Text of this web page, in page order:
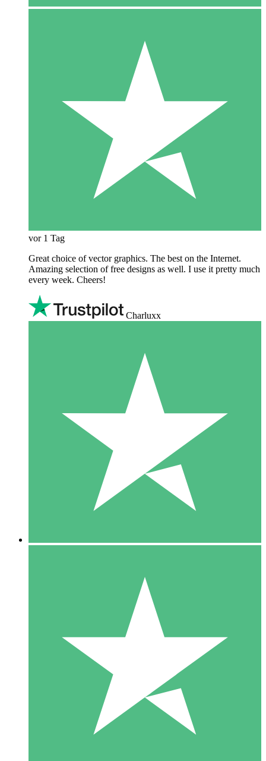
vor 1 Tag
Great choice of vector graphics. The best on the Internet.
Amazing selection of free designs as well. I use it pretty much
every week. Cheers!
Charluxx